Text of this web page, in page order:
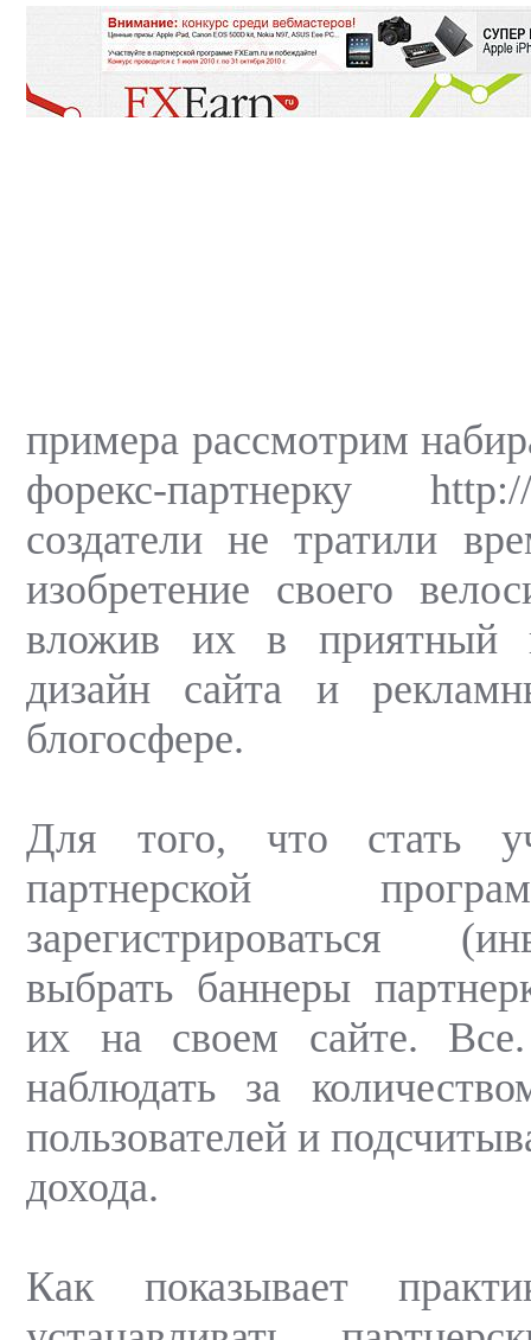
примера рассмотрим
форекс-партнерку
создатели не тратили
изобретение своего
вложив их в приятный
дизайн сайта и
блогосфере.
Для того, что стать
партнерской
зарегистрироваться
выбрать баннеры
их на своем сайте.
наблюдать за
пользователей и
дохода.
Как показывает